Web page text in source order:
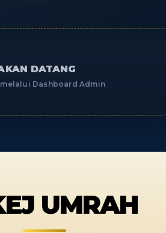
DATANG
Dashboard Admin
UMRAH